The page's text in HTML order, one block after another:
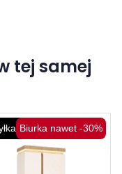
tej samej
48H
Biurka nawet -30%